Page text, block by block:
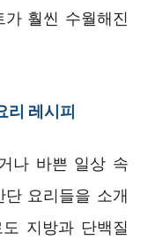
훨씬 수월해진
리 레시피
나 바쁜 일상 속
요리들을 소개
지방과 단백질